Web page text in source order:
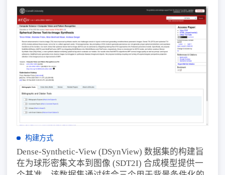
构建方式
Dense-Synthetic-View (DSynView) 数据集的构建旨
在为球形密集文本到图像 (SDT2I) 合成模型提供一